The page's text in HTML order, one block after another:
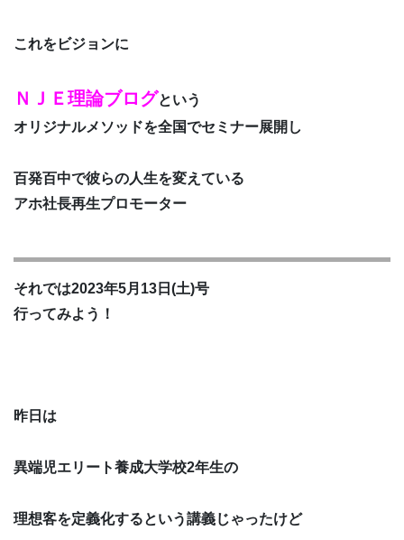
これをビジョンに
ＮＪＥ理論ブログという
オリジナルメソッドを全国でセミナー展開し
百発百中で彼らの人生を変えている
アホ社長再生プロモーター
それでは2023年5月13日(土)号
行ってみよう！
昨日は
異端児エリート養成大学校2年生の
理想客を定義化するという講義じゃったけど